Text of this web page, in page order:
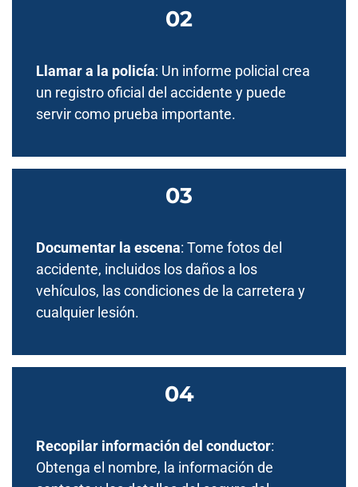
Llamar a la policía: Un informe policial crea
un registro oficial del accidente y puede
servir como prueba importante.
Documentar la escena: Tome fotos del
accidente, incluidos los daños a los
vehículos, las condiciones de la carretera y
cualquier lesión.
Recopilar información del conductor:
Obtenga el nombre, la información de